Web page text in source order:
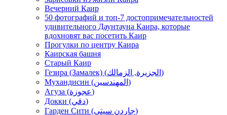
Вечерний Каир
50 фотографий и топ-7 достопримечательностей
удивительного Даунтауна Каира, которые
вдохновят вас посетить Каир
Прогулки по центру Каира
Каирская башня
Старый Каир
Гезира (Замалек) (الجزيرة, الزمالك)
Мухандисин (المهندسين)
Агуза (عجوزة)
Докки (دقي)
Гарден Сити (جاردن سيتي)